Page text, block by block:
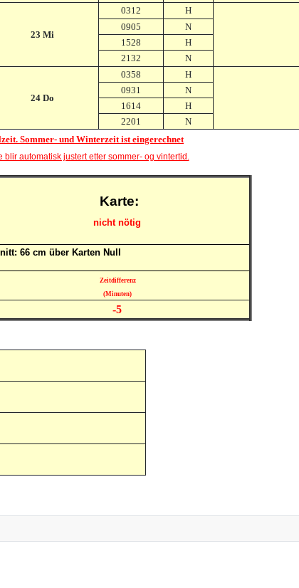
23 Mi
0312
H
0905
N
1528
H
2132 N
24 Do
0358
H
0931
N
1614
H
2201
N
Sommer- und Winterzeit ist eingerechnet
automatisk justert etter sommer- og vintertid.
Karte:
nicht nötig
66 cm über Karten Null
Zeitdifferenz
(Minuten)
-5